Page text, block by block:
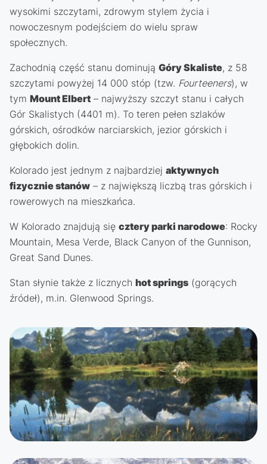
wysokimi szczytami, zdrowym stylem życia i
nowoczesnym podejściem do wielu spraw
społecznych.
Zachodnią część stanu dominują Góry Skaliste, z 58
szczytami powyżej 14 000 stóp (tzw. Fourteeners), w
tym Mount Elbert – najwyższy szczyt stanu i całych
Gór Skalistych (4401 m). To teren pełen szlaków
górskich, ośrodków narciarskich, jezior górskich i
głębokich dolin.
Kolorado jest jednym z najbardziej aktywnych
fizycznie stanów – z największą liczbą tras górskich i
rowerowych na mieszkańca.
W Kolorado znajdują się cztery parki narodowe: Rocky
Mountain, Mesa Verde, Black Canyon of the Gunnison,
Great Sand Dunes.
Stan słynie także z licznych hot springs (gorących
źródeł), m.in. Glenwood Springs.